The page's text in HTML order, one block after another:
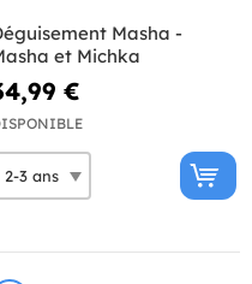
Masha -
et Michka
€